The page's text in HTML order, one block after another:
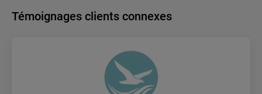
Témoignages clients connexes